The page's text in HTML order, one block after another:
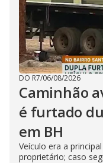
DO R7/06/08/2026
Caminhão
é furtado
em BH
Veículo era a
proprietário; caso